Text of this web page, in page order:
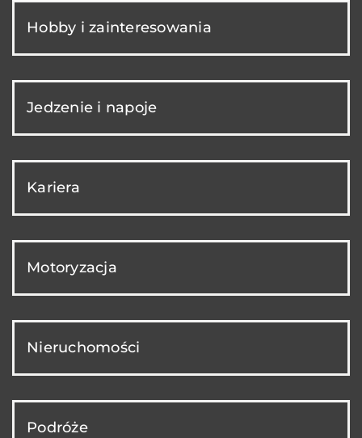
Hobby i zainteresowania
Jedzenie i napoje
Kariera
Motoryzacja
Nieruchomości
Podróże